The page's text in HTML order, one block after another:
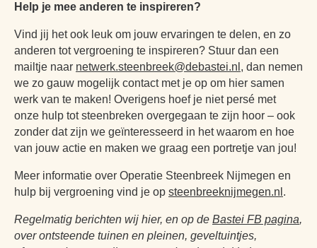
Help je mee anderen te inspireren?
Vind jij het ook leuk om jouw ervaringen te delen, en zo
anderen tot vergroening te inspireren? Stuur dan een
mailtje naar netwerk.steenbreek@debastei.nl , dan nemen
we zo gauw mogelijk contact met je op om hier samen
werk van te maken! Overigens hoef je niet persé met
onze hulp tot steenbreken overgegaan te zijn hoor – ook
zonder dat zijn we geïnteresseerd in het waarom en hoe
van jouw actie en maken we graag een portretje van jou!
Meer informatie over Operatie Steenbreek Nijmegen en
hulp bij vergroening vind je op steenbreeknijmegen.nl .
Regelmatig berichten wij hier, en op de Bastei FB pagina,
over ontsteende tuinen en pleinen, geveltuintjes,